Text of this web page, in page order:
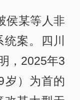
侯某等人非
案。四川
，2025年3
岁）为首的